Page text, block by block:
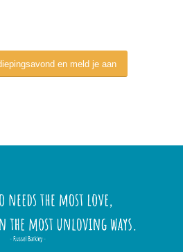
en meld je aan